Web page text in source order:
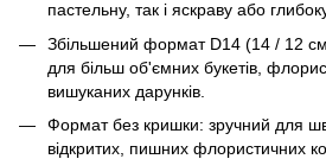
пастельну, так і яскраву або глибоку
Збільшений формат D14 (14 / 12
для більш об'ємних букетів,
вишуканих дарунків.
Формат без кришки: зручний для
відкритих, пишних флористичних